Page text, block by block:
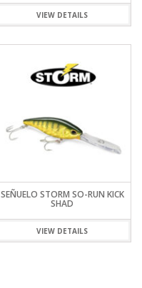
VIEW DETAILS
SEÑUELO STORM SO-RUN KICK
SHAD
VIEW DETAILS